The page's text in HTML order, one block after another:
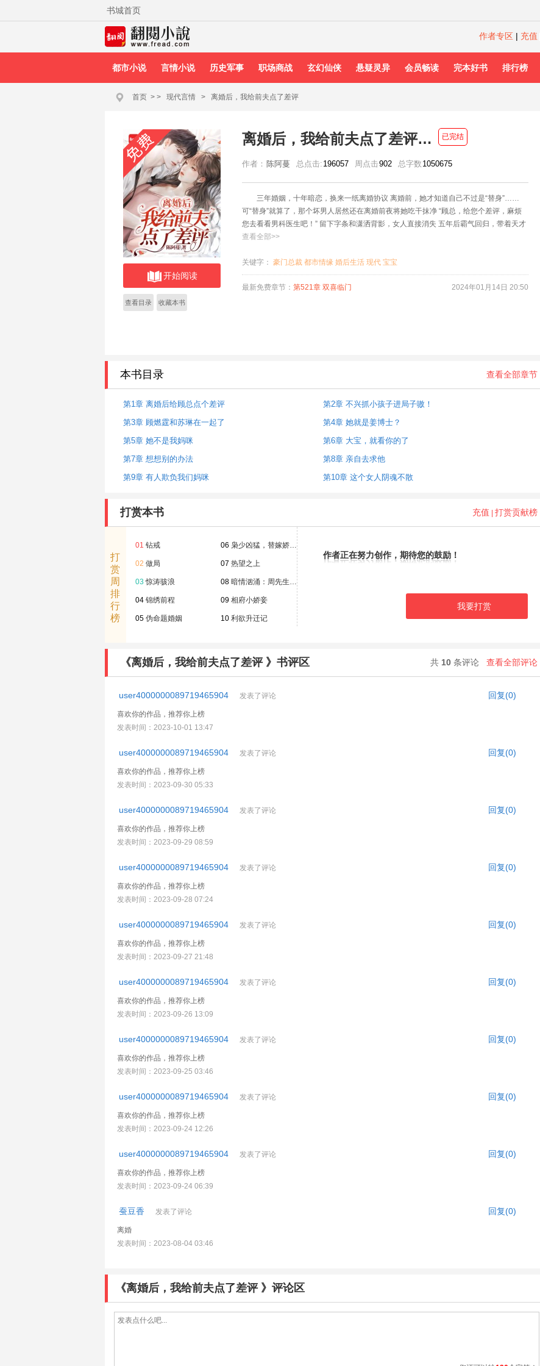
书城首页
作者专区 | 充值
都市小说 言情小说 历史军事 职场商战 玄幻仙侠 悬疑灵异 会员畅读 完本好书 排行榜
首页 > > 现代言情 > 离婚后，我给前夫点了差评
开始阅读
查看目录 收藏本书
离婚后，我给前夫点了差评… 已完结
作者： 陈阿蔓 总点击: 196057 周点击902 总字数 1050675
三年婚姻，十年暗恋，换来一纸离婚协议 离婚前，她才知道自己不过是“替身”……
可“替身”就算了，那个坏男人居然还在离婚前夜将她吃干抹净 “顾总，给您个差评，麻烦
您去看看男科医生吧！” 留下字条和潇洒背影，女人直接消失 五年后霸气回归，带着天才
儿子 一直寻找女人的顾总这才发现，女人身边的儿子怎么和自己家的娃 长得一模一样？
这才反应过来，五年后女人已经成为天才女医师 而且不止这一个马甲！还有好多男人觊
觎！ 他的顾夫人，怎么能被别人抢走 “顾夫人，还不跟我回家？” “回家干什么？顾总，难
不成又要看男科了？” 【萌宝+复仇+打脸+1v1+追妻火葬场 】
查看全部>>
关键字： 豪门总裁 都市情缘 婚后生活 现代 宝宝
最新免费章节： 第521章 双喜临门 2024年01月14日 20:50
本书目录 查看全部章节
第1章 离婚后给顾总点个差评
第2章 不兴抓小孩子进局子嗷！
第3章 顾燃霆和苏琳在一起了
第4章 她就是姜博士？
第5章 她不是我妈咪
第6章 大宝，就看你的了
第7章 想想别的办法
第8章 亲自去求他
第9章 有人欺负我们妈咪
第10章 这个女人阴魂不散
充值 打赏贡献榜
打赏本书
打
赏
周
排
行
榜
01 钻戒
02 做局
03 惊涛骇浪
04 锦绣前程
05 伪命题婚姻
06 枭少凶猛，替嫁娇…
07 热望之上
08 暗情汹涌：周先生…
09 相府小娇妾
10 利欲升迁记
作者正在努力创作，期待您的鼓励！
我要打赏
《离婚后，我给前夫点了差评 》书评区 共 10 条评论 查看全部评论
回复(0)
user4000000089719465904 发表了评论
喜欢你的作品，推荐你上榜
发表时间：2023-10-01 13:47
回复(0)
user4000000089719465904 发表了评论
喜欢你的作品，推荐你上榜
发表时间：2023-09-30 05:33
回复(0)
user4000000089719465904 发表了评论
喜欢你的作品，推荐你上榜
发表时间：2023-09-29 08:59
回复(0)
user4000000089719465904 发表了评论
喜欢你的作品，推荐你上榜
发表时间：2023-09-28 07:24
回复(0)
user4000000089719465904 发表了评论
喜欢你的作品，推荐你上榜
发表时间：2023-09-27 21:48
回复(0)
user4000000089719465904 发表了评论
喜欢你的作品，推荐你上榜
发表时间：2023-09-26 13:09
回复(0)
user4000000089719465904 发表了评论
喜欢你的作品，推荐你上榜
发表时间：2023-09-25 03:46
回复(0)
user4000000089719465904 发表了评论
喜欢你的作品，推荐你上榜
发表时间：2023-09-24 12:26
回复(0)
user4000000089719465904 发表了评论
喜欢你的作品，推荐你上榜
发表时间：2023-09-24 06:39
回复(0)
蚕豆香 发表了评论
离婚
发表时间：2023-08-04 03:46
《离婚后，我给前夫点了差评 》评论区